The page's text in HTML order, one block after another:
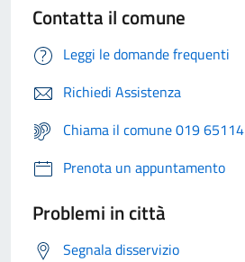
Contatta il comune
Leggi le domande frequenti
Richiedi Assistenza
Chiama il comune 019 65114
Prenota un appuntamento
Problemi in città
Segnala disservizio